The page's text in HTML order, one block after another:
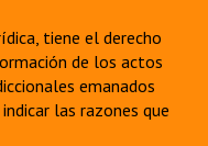
tiene el derecho
de los actos
emanados
las razones que